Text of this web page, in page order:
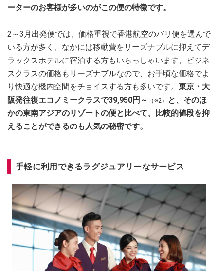
ーターのお客様が多いのがこの便の特徴です。
2～3月出発便では、価格重視で香港航空のバリ便を選んで
いる方が多く、なかには移動費をリーズナブルに抑えてデ
ラックスホテルに宿泊する方もいらっしゃいます。ビジネ
スクラスの価格もリーズナブルなので、お手頃な価格でよ
り快適な機内空間をチョイスする方も多いです。 東京・大
阪発往復エコノミークラスで39,950円～
（※2）
と、そのほ
かの東南アジアのリゾートの便と比べて、比較的値段を抑
えることができるのも人気の秘密です。
手軽に利用できるラグジュアリーなサービス